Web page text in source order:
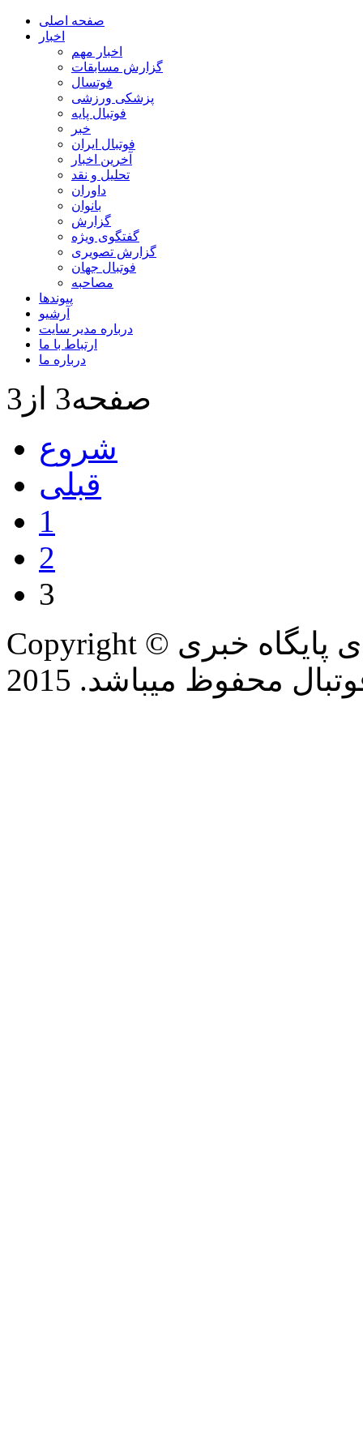
صفحه اصلی
اخبار
اخبار مهم
گزارش مسابقات
فوتسال
پزشکی ورزشی
فوتبال پایه
خبر
فوتبال ایران
آخرین اخبار
تحلیل و نقد
داوران
بانوان
گزارش
گفتگوی ویژه
گزارش تصویری
فوتبال جهان
مصاحبه
پیوندها
آرشیو
درباره مدیر سایت
ارتباط با ما
درباره ما
صفحه3 از3
شروع
قبلی
1
2
3
Copyright © تمام حقوق این وب سایت برای پایگاه خبری
محفوظ میباشد. 2015